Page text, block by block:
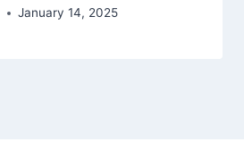
January 14, 2025